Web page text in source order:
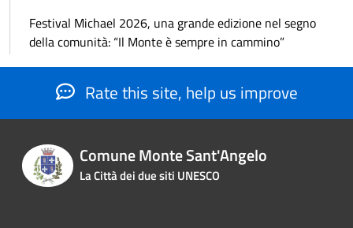
Festival Michael 2026, una grande edizione nel segno
della comunità: “Il Monte è sempre in cammino”
Rate this site, help us improve
Comune Monte Sant'Angelo
La Città dei due siti UNESCO